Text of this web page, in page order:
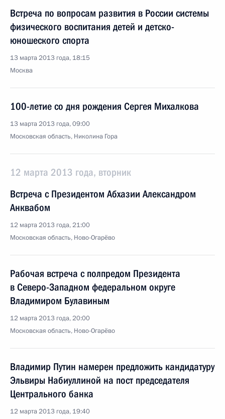
Встреча по вопросам развития в России системы
физического воспитания детей и детско-
юношеского спорта
13 марта 2013 года, 18:15
Москва
100-летие со дня рождения Сергея Михалкова
13 марта 2013 года, 09:00
Московская область, Николина Гора
12 марта 2013 года, вторник
Встреча с Президентом Абхазии Александром
Анквабом
12 марта 2013 года, 21:00
Московская область, Ново-Огарёво
Рабочая встреча с полпредом Президента
в Северо-Западном федеральном округе
Владимиром Булавиным
12 марта 2013 года, 20:00
Московская область, Ново-Огарёво
Владимир Путин намерен предложить кандидатуру
Эльвиры Набиуллиной на пост председателя
Центрального банка
12 марта 2013 года, 19:40